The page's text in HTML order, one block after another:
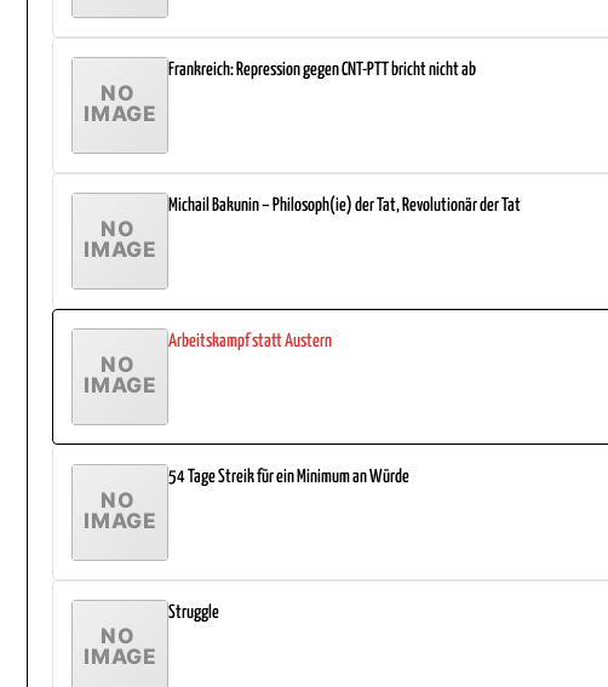
Frankreich: Repression gegen CNT-PTT bricht nicht ab
Michail Bakunin – Philosoph(ie) der Tat, Revolutionär der Tat
Arbeitskampf statt Austern
54 Tage Streik für ein Minimum an Würde
Struggle